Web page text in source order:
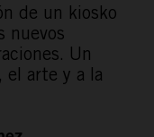
de un kiosko
nuevos
Un
el arte y a la